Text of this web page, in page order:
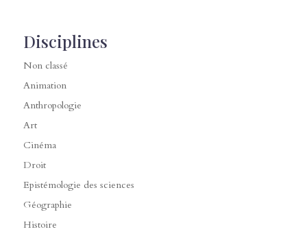
Disciplines
Non classé
Animation
Anthropologie
Art
Cinéma
Droit
Epistémologie des sciences
Géographie
Histoire